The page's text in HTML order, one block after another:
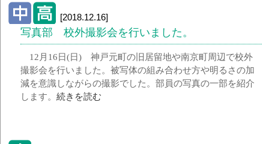
[2018.12.16]
写真部 校外撮影会を行いました。
12月16日(日) 神戸元町の旧居留地や南京町周辺で校外
撮影会を行いました。被写体の組み合わせ方や明るさの加
減を意識しながらの撮影でした。部員の写真の一部を紹介
します。続きを読む